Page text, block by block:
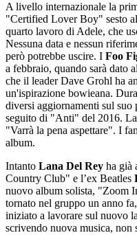
A livello internazionale la
"Certified Lover Boy" sesto
quarto lavoro di Adele, che
Nessuna data e nessun
però potrebbe uscire. I Foo
a febbraio, quando sarà dato
che il leader Dave Grohl ha
un'ispirazione bowieana.
diversi aggiornamenti sul
seguito di "Anti" del 2016.
"Varrà la pena aspettare". I
album.
Intanto Lana Del Rey ha già
Country Club" e l’ex Beatles
nuovo album solista, "Zoom
tornato nel gruppo un anno
iniziato a lavorare sul nuovo
scrivendo nuova musica, non